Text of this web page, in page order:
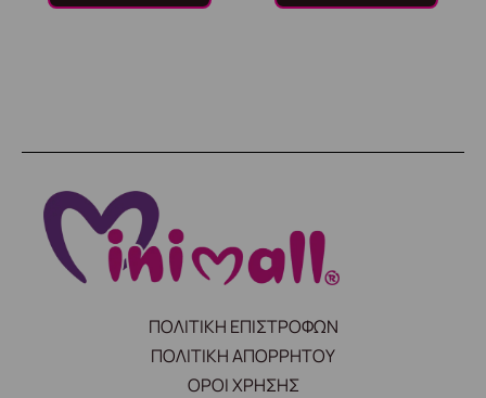
ΠΟΛΙΤΙΚΗ ΕΠΙΣΤΡΟΦΩΝ
ΠΟΛΙΤΙΚΗ ΑΠΟΡΡΗΤΟΥ
ΟΡΟΙ ΧΡΗΣΗΣ